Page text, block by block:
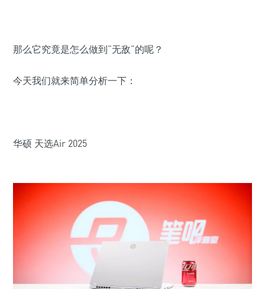
那么它究竟是怎么做到“无敌”的呢？
今天我们就来简单分析一下：
华硕 天选Air 2025